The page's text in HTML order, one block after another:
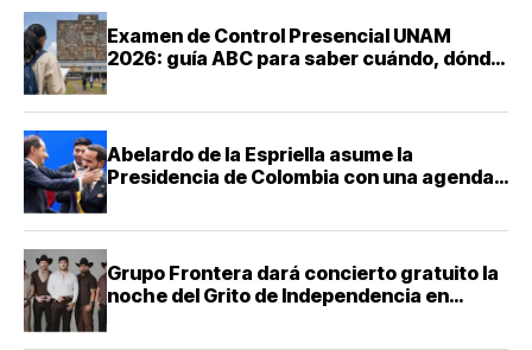
Examen de Control Presencial UNAM
2026: guía ABC para saber cuándo, dónde
Abelardo de la Espriella asume la
Presidencia de Colombia con una agenda
Grupo Frontera dará concierto gratuito la
noche del Grito de Independencia en